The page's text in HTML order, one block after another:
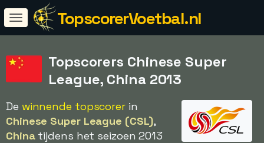
TopscorerVoetbal.nl
Topscorers Chinese Super
League, China 2013
De winnende topscorerin
Chinese Super League (CSL),
Chinatijdens het seizoen 2013